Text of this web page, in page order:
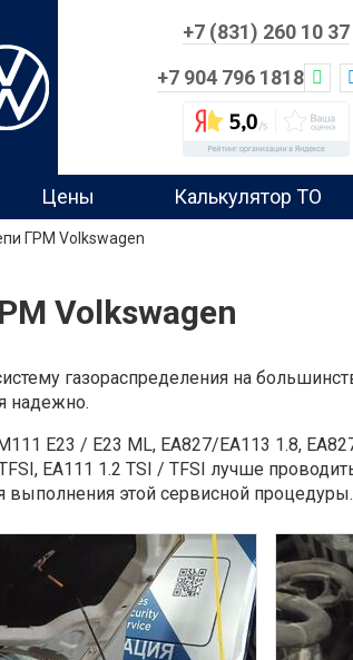
+7 (831) 260 10 37
+7 904 796 1818
Цены Калькулятор ТО
ГРМ Volkswagen
Volkswagen
газораспределения на
надежно.
E23 / E23 ML, EA827/EA113 1.8, EA827
EA111 1.2 TSI / TFSI лучше
этой сервисной процедуры.